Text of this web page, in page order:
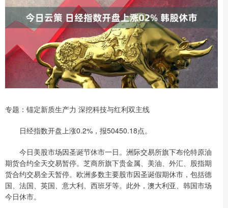
专题：锚定新质生产力 深挖科技与红利双主线
日经指数开盘上涨0.2%，报50450.18点。
今日美股市场因圣诞节休市一日。洲际交易所旗下布伦特原油
期货合约全天交易暂停。芝商所旗下贵金属、美油、外汇、股指期
货合约交易全天暂停。欧洲多数主要股市因圣诞假期休市，包括德
国、法国、英国、意大利、西班牙等。此外，澳大利亚、韩国市场
今日休市。